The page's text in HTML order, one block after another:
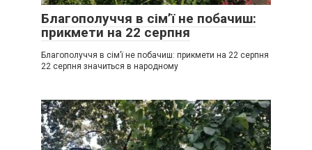
Благополуччя в сім’ї не побачиш:
прикмети на 22 серпня
Благополуччя в сім’ї не побачиш: прикмети на 22 серпня
22 серпня значиться в народному